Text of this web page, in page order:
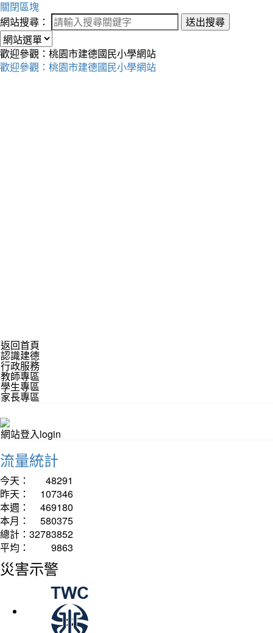
關閉區塊
網站搜尋：
送出搜尋
歡迎參觀：桃園市建德國民小學網站
歡迎參觀：桃園市建德國民小學網站
返回首頁
認識建德
行政服務
教師專區
學生專區
家長專區
網站登入login
流量統計
今天：
48291
昨天：
107346
本週：
469180
本月：
580375
總計： 32783852
平均：
9863
災害示警